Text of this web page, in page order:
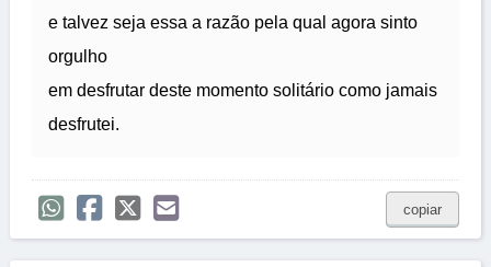
e talvez seja essa a razão pela qual agora sinto
orgulho
em desfrutar deste momento solitário como jamais
desfrutei.
copiar